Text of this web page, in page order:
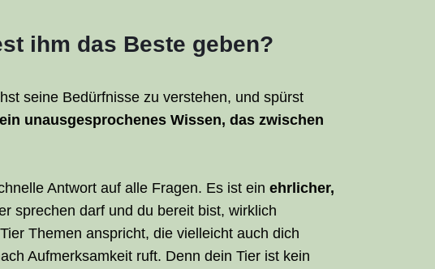
ihm das Beste geben?
seine Bedürfnisse zu verstehen, und spürst
ein unausgesprochenes Wissen, das zwischen
Antwort auf alle Fragen. Es ist ein ehrlicher,
sprechen darf und du bereit bist, wirklich
Themen anspricht, die vielleicht auch dich
Aufmerksamkeit ruft. Denn dein Tier ist kein